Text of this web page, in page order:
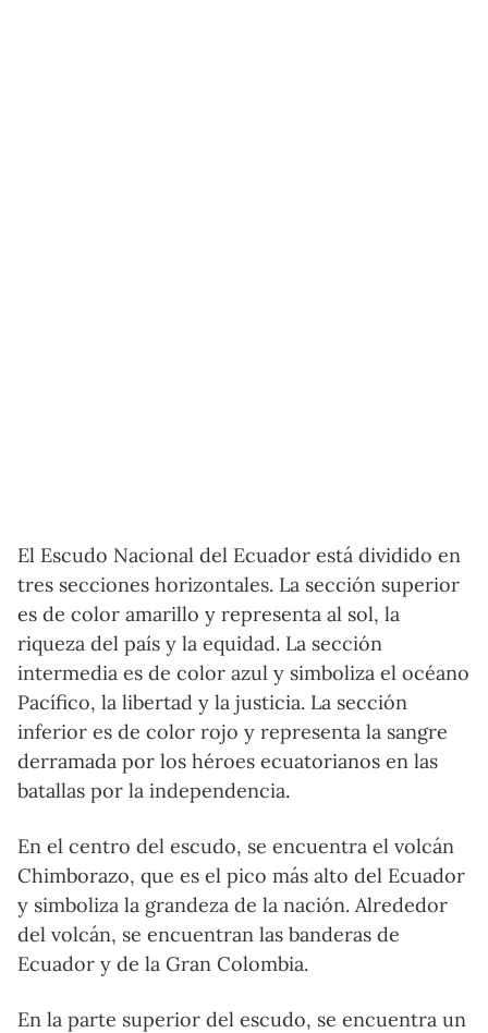
El Escudo Nacional del Ecuador está dividido en
tres secciones horizontales. La sección superior
es de color amarillo y representa al sol, la
riqueza del país y la equidad. La sección
intermedia es de color azul y simboliza el océano
Pacífico, la libertad y la justicia. La sección
inferior es de color rojo y representa la sangre
derramada por los héroes ecuatorianos en las
batallas por la independencia.
En el centro del escudo, se encuentra el volcán
Chimborazo, que es el pico más alto del Ecuador
y simboliza la grandeza de la nación. Alrededor
del volcán, se encuentran las banderas de
Ecuador y de la Gran Colombia.
En la parte superior del escudo, se encuentra un